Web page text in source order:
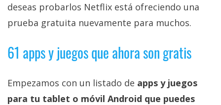
deseas probarlos Netflix está ofreciendo una
prueba gratuita nuevamente para muchos.
61 apps y juegos que ahora son gratis
Empezamos con un listado de apps y juegos
para tu tablet o móvil Android que puedes